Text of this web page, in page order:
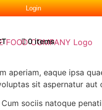
Login
0 items
aperiam, eaque ipsa
sit aspernatur aut
sociis natoque